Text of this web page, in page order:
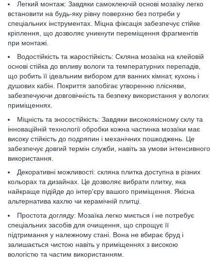
Легкий монтаж: Завдяки самоклеючій основі мозаїку легко
встановити на будь-яку рівну поверхню без потреби у
спеціальних інструментах. Міцна фіксація забезпечує стійке
кріплення, що дозволяє уникнути переміщення фрагментів
при монтажі.
Водостійкість та жаростійкість: Скляна мозаїка на клейовій
основі стійка до впливу вологи та температурних перепадів,
що робить її ідеальним вибором для ванних кімнат, кухонь і
душових кабін. Покриття запобігає утворенню плісняви,
забезпечуючи довговічність та безпеку використання у вологих
приміщеннях.
Міцність та зносостійкість: Завдяки високоякісному склу та
інноваційній технології обробки кожна частинка мозаїки має
високу стійкість до подряпин і механічних пошкоджень. Це
забезпечує довгий термін служби, навіть за умови інтенсивного
використання.
Декоративні можливості: скляна плитка доступна в різних
кольорах та дизайнах. Це дозволяє вибрати плитку, яка
найкраще підійде до інтер'єру вашого приміщення. Якісна
альтернатива кахлю чи керамічній плитці.
Простота догляду: Мозаїка легко миється і не потребує
спеціальних засобів для очищення, що спрощує її
підтримання у належному стані. Вона не вбирає бруд і
залишається чистою навіть у приміщеннях з високою
вологістю та частим використанням.